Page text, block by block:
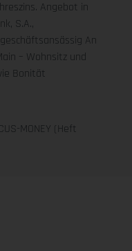
Angebot in
S.A.,
An
– Wohnsitz und
Bonität
MONEY (Heft